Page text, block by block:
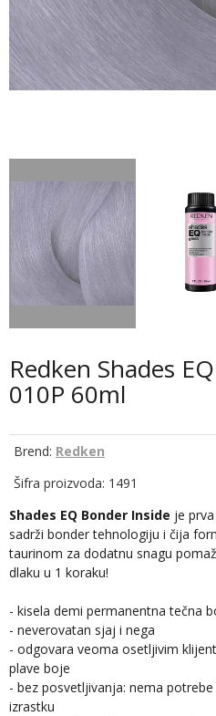
Redken Shades
010P 60ml
Brend: Redken
Šifra proizvoda: 1491
Shades EQ Bonder Inside je prva
sadrži bonder tehnologiju i čija
taurinom za dodatnu snagu
dlaku u 1 koraku!
- kisela demi permanentna tečna
- neverovatan sjaj i nega
- odgovara veoma osetljivim
plave boje
- bez posvetljivanja: nema
izrastku